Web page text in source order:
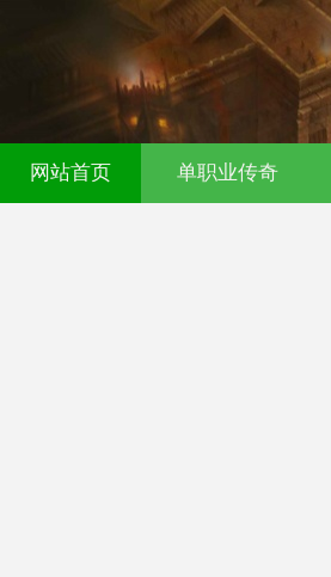
网站首页 单职业传奇